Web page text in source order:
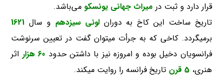
قرار دارد و ثبت در میراث جهانی یونسکو می‌باشد.
تاریخ ساخت این کاخ به دورانلوئی سیزدهم و سال 1621
برمیگردد. کاخی که به جرأت میتوان گفت در تعیین سرنوشت
فرانسویان دخیل بوده و امروزه نیز با داشتن حدود 60 هزار
اثر
هنری، 5 قرن
تاریخ فرانسه را روایت میکند.